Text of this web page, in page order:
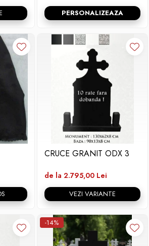
PERSONALIZEAZA
CRUCE GRANIT ODX 3
de la 2.795,00 Lei
VEZI VARIANTE
-14%